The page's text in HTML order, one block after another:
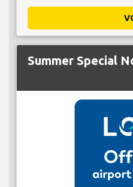
Summer Special